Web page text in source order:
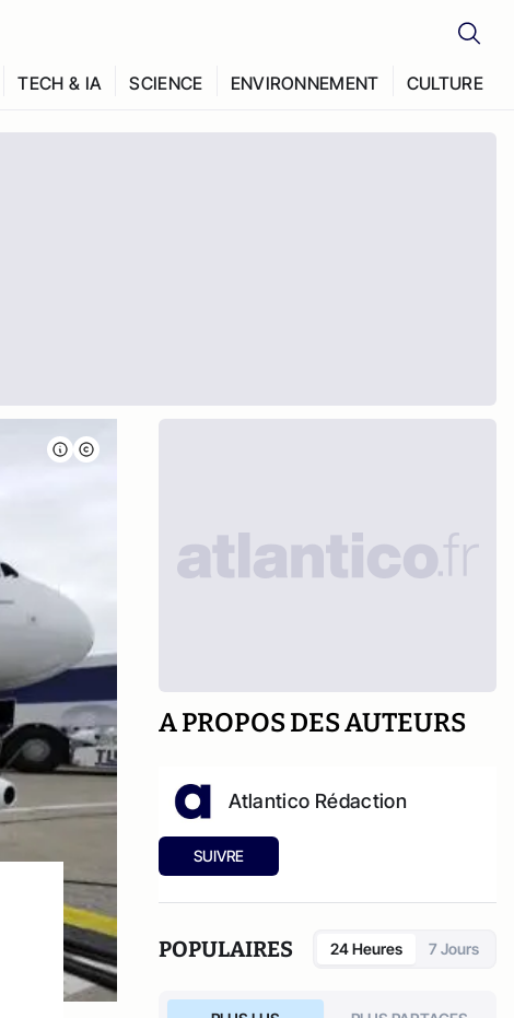
TECH & IA SCIENCE ENVIRONNEMENT CULTURE
A PROPOS DES AUTEURS
Atlantico Rédaction
SUIVRE
POPULAIRES 24 Heures 7 Jours